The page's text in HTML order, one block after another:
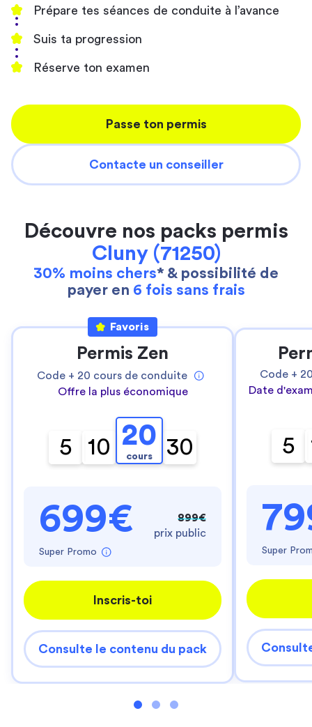
Prépare tes séances de conduite à l’avance
Suis ta progression
Réserve ton examen
Passe ton permis
Contacte un conseiller
Découvre nos packs permis
Cluny (71250)
30% moins chers* & possibilité de
payer en 6 fois sans frais
Favoris
Permis Zen
Code + 20 cours de conduite
Offre la plus économique
5 10 20
cours 30
699€
Super Promo
899€
prix public
Inscris-toi
Consulte le contenu du pack
Code +
Date
5
Super